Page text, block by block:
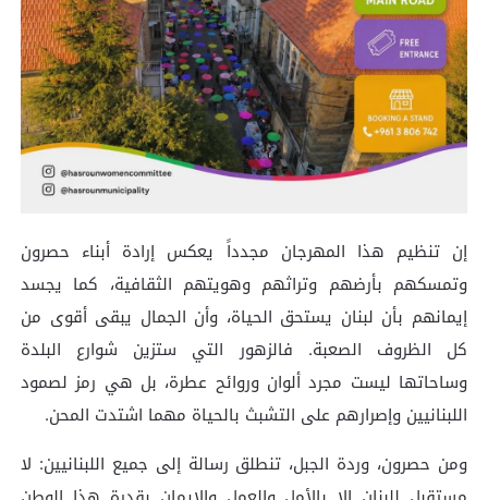
إن تنظيم هذا المهرجان مجدداً يعكس إرادة أبناء حصرون
وتمسكهم بأرضهم وتراثهم وهويتهم الثقافية، كما يجسد
إيمانهم بأن لبنان يستحق الحياة، وأن الجمال يبقى أقوى من
كل الظروف الصعبة. فالزهور التي ستزين شوارع البلدة
وساحاتها ليست مجرد ألوان وروائح عطرة، بل هي رمز لصمود
اللبنانيين وإصرارهم على التشبث بالحياة مهما اشتدت المحن.
ومن حصرون، وردة الجبل، تنطلق رسالة إلى جميع اللبنانيين: لا